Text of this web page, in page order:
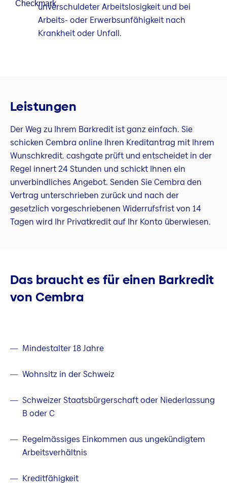
unverschuldeter Arbeitslosigkeit und bei
Arbeits- oder Erwerbsunfähigkeit nach
Krankheit oder Unfall.
Leistungen
Der Weg zu Ihrem Barkredit ist ganz einfach. Sie
schicken Cembra online Ihren Kreditantrag mit Ihrem
Wunschkredit. cashgate prüft und entscheidet in der
Regel innert 24 Stunden und schickt Ihnen ein
unverbindliches Angebot. Senden Sie Cembra den
Vertrag unterschrieben zurück und nach der
gesetzlich vorgeschriebenen Widerrufsfrist von 14
Tagen wird Ihr Privatkredit auf Ihr Konto überwiesen.
Das braucht es für einen Barkredit
von Cembra
Mindestalter 18 Jahre
Wohnsitz in der Schweiz
Schweizer Staatsbürgerschaft oder Niederlassung
B oder C
Regelmässiges Einkommen aus ungekündigtem
Arbeitsverhältnis
Kreditfähigkeit